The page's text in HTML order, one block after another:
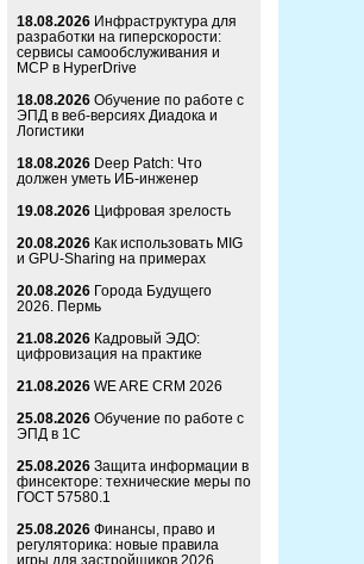
18.08.2026 Инфраструктура для
разработки на гиперскорости:
сервисы самообслуживания и
MCP в HyperDrive
18.08.2026 Обучение по работе с
ЭПД в веб-версиях Диадока и
Логистики
18.08.2026 Deep Patch: Что
должен уметь ИБ-инженер
19.08.2026 Цифровая зрелость
20.08.2026 Как использовать MIG
и GPU-Sharing на примерах
20.08.2026 Города Будущего
2026. Пермь
21.08.2026 Кадровый ЭДО:
цифровизация на практике
21.08.2026 WE ARE CRM 2026
25.08.2026 Обучение по работе с
ЭПД в 1С
25.08.2026 Защита информации в
финсекторе: технические меры по
ГОСТ 57580.1
25.08.2026 Финансы, право и
регуляторика: новые правила